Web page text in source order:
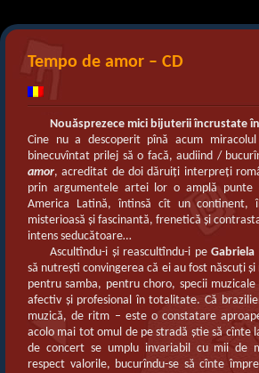
Tempo de amor – CD
Nouăsprezece mici bijuterii încrustate
Cine nu a descoperit pînă acum
binecuvîntat prilej să o facă, audiind /
amor, acreditat de doi dăruiţi interpreţi
prin argumentele artei lor o amplă
America Latină, întinsă cît un continent,
misterioasă şi fascinantă, frenetică şi
intens seducătoare…
Ascultîndu-i şi reascultîndu-i peGabriela
să nutreşti convingerea că ei au fost născuţi
pentru samba, pentru choro, specii
afectiv şi profesional în totalitate. Că
muzică, de ritm – este o constatare
acolo mai tot omul de pe stradă ştie să cînte
de concert se umplu invariabil cu mii de
respect valorile, bucurîndu-se să cînte